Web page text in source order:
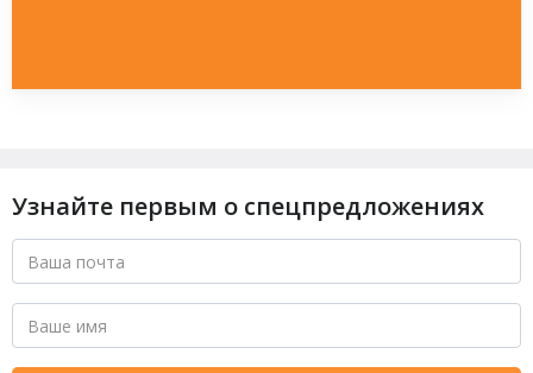
Узнайте первым о спецпредложениях